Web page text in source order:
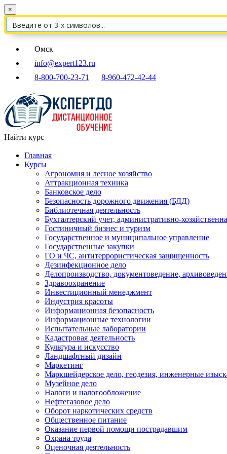
×
Омск
info@expert123.ru
8-800-700-23-71
8-960-472-42-44
Найти курс
Главная
Курсы
Агрономия и лесное хозяйство
Аттракционная техника
Банковское дело
Безопасность дорожного движения (БДД)
Библиотечная деятельность
Бухгалтерский учет, административно-
Гостиничный бизнес и туризм
Государственное и муниципальное управление
Государственные закупки
ГО и ЧС, антитеррористическая защищенность
Дезинфекционное дело
Делопроизводство, документоведение,
Здравоохранение
Инвестиционный менеджмент
Индустрия красоты
Информационная безопасность
Информационные технологии
Испытательные лаборатории
Кадастровая деятельность
Культура и искусство
Ландшафтный дизайн
Маркетинг
Маркшейдерское дело, геодезия, инженерные
Музейное дело
Налоги и налогообложение
Нефтегазовое дело
Оборот наркотических средств
Общественное питание
Оказание первой помощи пострадавшим
Охрана труда
Оценочная деятельность